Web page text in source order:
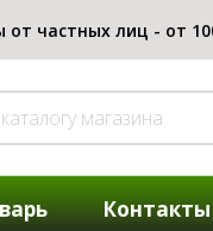
Контакты